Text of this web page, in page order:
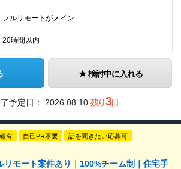
フルリモートがメイン
20時間以内
検討中に入れる
予定日： 2026.08.10 残り3日
有 自己PR不要 話を聞きたい応募可
リモート案件あり｜100%チーム制｜住宅手